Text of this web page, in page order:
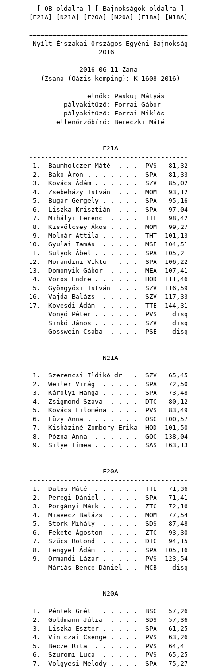
OB oldalra Bajnokságok oldalra
F21A N21A F20A N20A F18A N18A
=========================================
Nyílt Éjszakai Országos Egyéni Bajnokság
2016
2016-06-11 Zana
(Zsana (Oázis-kemping): K-1608-2016)
elnök: Paskuj Mátyás
pályakitűző: Forrai Gábor
pályakitűző: Forrai Miklós
ellenőrzőbíró: Bereczki Máté
F21A
-----------------------------------------
1. Baumholczer Máté . . . PVS 81,32
2. Bakó Áron . . . . . . . SPA 81,33
3. Kovács Ádám . . . . . . SZV 85,02
4. Zsebeházy István . . . MOM 93,12
5. Bugár Gergely . . . . . SPA 95,16
6. Liszka Krisztián . . . SPA 97,04
7. Mihályi Ferenc . . . . TTE 98,42
8. Kisvölcsey Ákos . . . . MOM 99,27
9. Molnár Attila . . . . . THT 101,13
10. Gyulai Tamás . . . . . MSE 104,51
11. Sulyok Ábel . . . . . . SPA 105,21
12. Morandini Viktor . . . SPA 106,22
13. Domonyik Gábor . . . . MEA 107,41
14. Vörös Endre . . . . . . HOD 111,46
15. Gyöngyösi István . . . SZV 116,59
16. Vajda Balázs . . . . . SZV 117,33
17. Kövesdi Ádám . . . . . TTE 144,31
Vonyó Péter . . . . . . PVS disq
Sinkó János . . . . . . SZV disq
Gösswein Csaba . . . . PSE disq
N21A
-----------------------------------------
1. Szerencsi Ildikó dr. . SZV 65,45
2. Weiler Virág . . . . . SPA 72,50
3. Károlyi Hanga . . . . . SPA 73,48
4. Zsigmond Száva . . . . DTC 80,12
5. Kovács Filoména . . . . PVS 83,49
6. Füzy Anna . . . . . . . OSC 100,57
7. Kisháziné Zombory Erika HOD 101,50
8. Pózna Anna . . . . . . GOC 138,04
9. Silye Tímea . . . . . . SAS 163,13
F20A
-----------------------------------------
1. Dalos Máté . . . . . . TTE 71,36
2. Peregi Dániel . . . . . SPA 71,41
3. Porgányi Márk . . . . . ZTC 72,16
4. Miavecz Balázs . . . . MOM 77,54
5. Stork Mihály . . . . . SDS 87,48
6. Fekete Ágoston . . . . ZTC 93,30
7. Szűcs Botond . . . . . DTC 94,15
8. Lengyel Ádám . . . . . SPA 105,16
9. Ormándi Lázár . . . . . PVS 123,54
Máriás Bence Dániel . . MCB disq
N20A
-----------------------------------------
1. Péntek Gréti . . . . . BSC 57,26
2. Goldmann Júlia . . . . SDS 57,36
3. Liszka Eszter . . . . . SPA 61,25
4. Viniczai Csenge . . . . PVS 63,26
5. Becze Rita . . . . . . PVS 64,41
6. Szuromi Luca . . . . . PVS 65,25
7. Völgyesi Melody . . . . SPA 75,27